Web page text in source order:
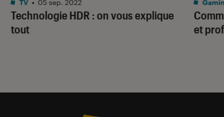
Technologie HDR : on vous explique
tout
TV • 05 sep. 2022
et